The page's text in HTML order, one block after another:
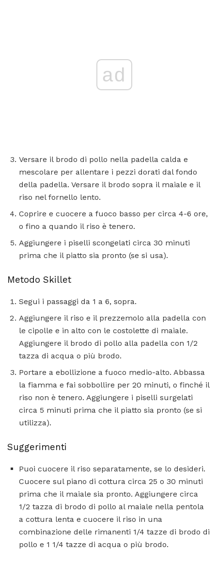
ad
Versare il brodo di pollo nella padella calda e
mescolare per allentare i pezzi dorati dal fondo
della padella. Versare il brodo sopra il maiale e il
riso nel fornello lento.
Coprire e cuocere a fuoco basso per circa 4-6 ore,
o fino a quando il riso è tenero.
Aggiungere i piselli scongelati circa 30 minuti
prima che il piatto sia pronto (se si usa).
Metodo Skillet
Segui i passaggi da 1 a 6, sopra.
Aggiungere il riso e il prezzemolo alla padella con
le cipolle e in alto con le costolette di maiale.
Aggiungere il brodo di pollo alla padella con 1/2
tazza di acqua o più brodo.
Portare a ebollizione a fuoco medio-alto. Abbassa
la fiamma e fai sobbollire per 20 minuti, o finché il
riso non è tenero. Aggiungere i piselli surgelati
circa 5 minuti prima che il piatto sia pronto (se si
utilizza).
Suggerimenti
Puoi cuocere il riso separatamente, se lo desideri.
Cuocere sul piano di cottura circa 25 o 30 minuti
prima che il maiale sia pronto. Aggiungere circa
1/2 tazza di brodo di pollo al maiale nella pentola
a cottura lenta e cuocere il riso in una
combinazione delle rimanenti 1/4 tazze di brodo di
pollo e 1 1/4 tazze di acqua o più brodo.